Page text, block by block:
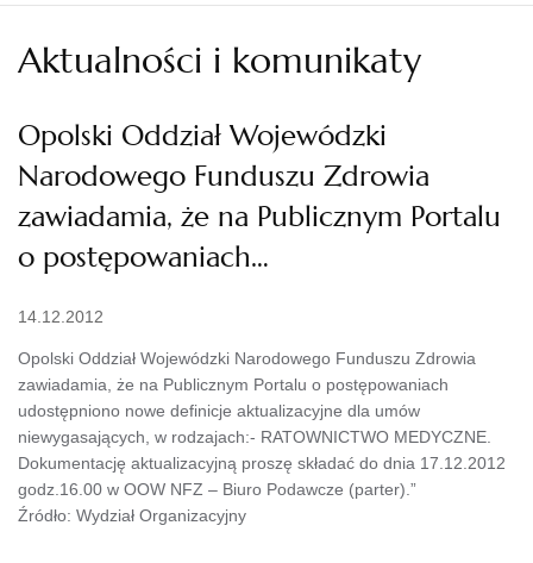
Aktualności i komunikaty
Opolski Oddział Wojewódzki
Narodowego Funduszu Zdrowia
zawiadamia, że na Publicznym Portalu
o postępowaniach…
14.12.2012
Opolski Oddział Wojewódzki Narodowego Funduszu Zdrowia
zawiadamia, że na Publicznym Portalu o postępowaniach
udostępniono nowe definicje aktualizacyjne dla umów
niewygasających, w rodzajach:- RATOWNICTWO MEDYCZNE.
Dokumentację aktualizacyjną proszę składać do dnia 17.12.2012
godz.16.00 w OOW NFZ – Biuro Podawcze (parter).”
Źródło: Wydział Organizacyjny